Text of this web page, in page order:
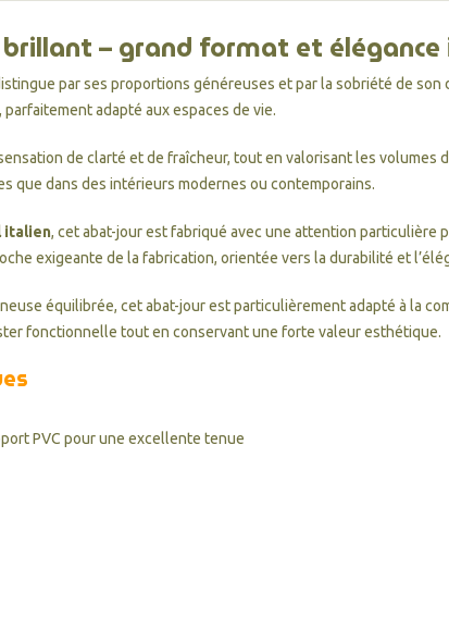
– grand format et
par ses proportions généreuses et par la sobriété de
adapté aux espaces de vie.
de clarté et de fraîcheur, tout en valorisant les volumes
que dans des intérieurs modernes ou contemporains.
italien, cet abat-jour est fabriqué avec une attention particulière
exigeante de la fabrication, orientée vers la durabilité et
équilibrée, cet abat-jour est particulièrement adapté à la
fonctionnelle tout en conservant une forte valeur esthétique.
PVC pour une excellente tenue